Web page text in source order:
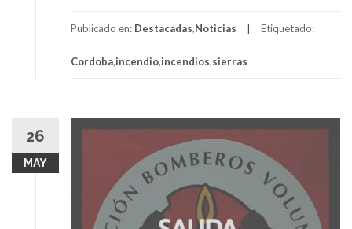
Publicado en: Destacadas,Noticias Etiquetado:
Cordoba,incendio,incendios,sierras
26
MAY